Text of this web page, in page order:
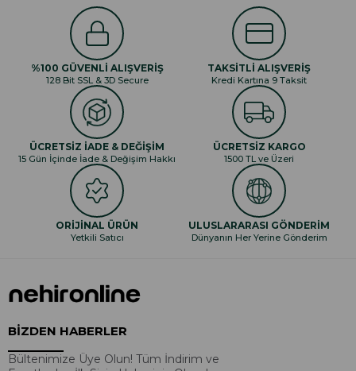
%100 GÜVENLİ ALIŞVERİŞ
128 Bit SSL & 3D Secure
TAKSİTLİ ALIŞVERİŞ
Kredi Kartına 9 Taksit
ÜCRETSİZ İADE & DEĞİŞİM
15 Gün İçinde İade & Değişim Hakkı
ÜCRETSİZ KARGO
1500 TL ve Üzeri
ORİJİNAL ÜRÜN
Yetkili Satıcı
ULUSLARARASI GÖNDERİM
Dünyanın Her Yerine Gönderim
BİZDEN HABERLER
Bültenimize Üye Olun! Tüm İndirim ve